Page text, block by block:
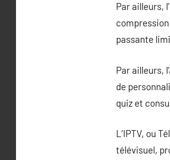
Par ailleurs,
passante
Par ailleurs,
de
quiz et
L’IPTV, ou
télévisuel,